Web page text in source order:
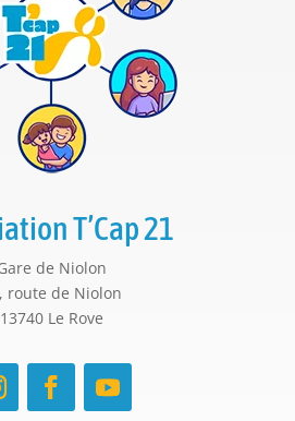
T’Cap 21
de Niolon
route de Niolon
13740 Le Rove